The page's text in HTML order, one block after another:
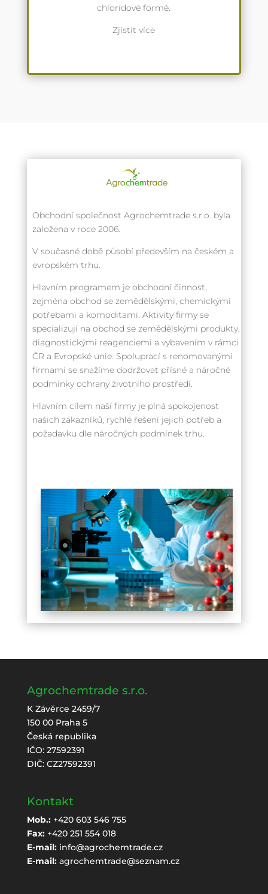
chloridové formě.
Zjistit více
Obchodní společnost Agrochemtrade s.r.o. byla
založena v roce 2006.
V současné době působí především na českém a
evropském trhu.
Hlavním programem je obchodní činnost,
zejména obchod se zemědělskými, chemickými
potřebami a komoditami. Aktivity firmy se
specializují na obchod se zemědělskými produkty,
diagnostickými reagenciemi a vybavením v rámci
ČR a Evropské unie. Spoluprací s renomovanými
firmami se snažíme dodržovat přísné a náročné
podmínky ochrany životního prostředí.
Hlavním cílem naší firmy je plná spokojenost
našich zákazníků, rychlé řešení jejich potřeb a
požadavku dle náročných podmínek trhu.
Agrochemtrade s.r.o.
K Závěrce 2459/7
150 00 Praha 5
Česká republika
IČO: 27592391
DIČ: CZ27592391
Kontakt
Mob.:+420 603 546 755
Fax:+420 251 554 018
E-mail: info@agrochemtrade.cz
E-mail: agrochemtrade@seznam.cz